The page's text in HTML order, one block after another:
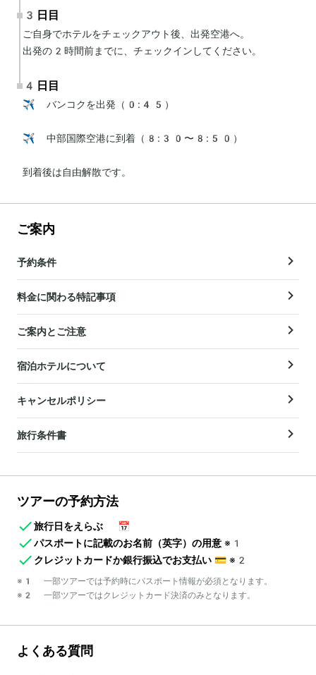
3日目
ご自身でホテルをチェックアウト後、出発空港へ。
出発の2時間前までに、チェックインしてください。
4日目
✈️ バンコクを出発（0:45）
✈️ 中部国際空港に到着（8:30〜8:50）
到着後は自由解散です。
ご案内
予約条件
料金に関わる特記事項
ご案内とご注意
宿泊ホテルについて
キャンセルポリシー
旅行条件書
ツアーの予約方法
旅行日をえらぶ
📅
パスポートに記載のお名前（英字）の用意 ※1
クレジットカードか銀行振込でお支払い 💳 ※2
※1 一部ツアーでは予約時にパスポート情報が必須となります。
※2 一部ツアーではクレジットカード決済のみとなります。
よくある質問